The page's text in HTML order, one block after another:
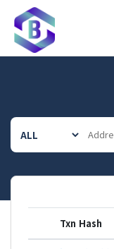
Txn Hash